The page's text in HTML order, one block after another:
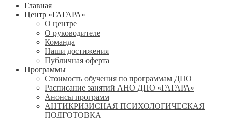
Главная
Центр «ГАГАРА»
О центре
О руководителе
Команда
Наши достижения
Публичная оферта
Программы
Стоимость обучения по программам ДПО
Расписание занятий АНО ДПО «ГАГАРА»
Анонсы программ
АНТИКРИЗИСНАЯ ПСИХОЛОГИЧЕСКАЯ
ПОДГОТОВКА